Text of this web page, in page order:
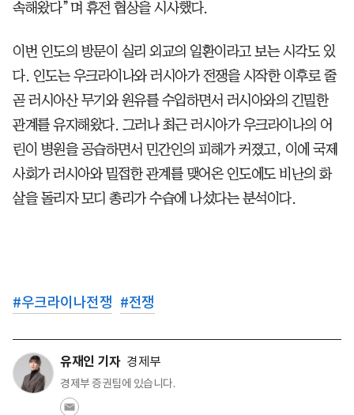
속해왔다”며 휴전 협상을 시사했다.
이번 인도의 방문이 실리 외교의 일환이라고 보는 시각도 있
다. 인도는 우크라이나와 러시아가 전쟁을 시작한 이후로 줄
곧 러시아산 무기와 원유를 수입하면서 러시아와의 긴밀한
관계를 유지해왔다. 그러나 최근 러시아가 우크라이나의 어
린이 병원을 공습하면서 민간인의 피해가 커졌고, 이에 국제
사회가 러시아와 밀접한 관계를 맺어온 인도에도 비난의 화
살을 돌리자 모디 총리가 수습에 나섰다는 분석이다.
#우크라이나전쟁 #전쟁
유재인 기자 경제부
경제부 증권팀에 있습니다.